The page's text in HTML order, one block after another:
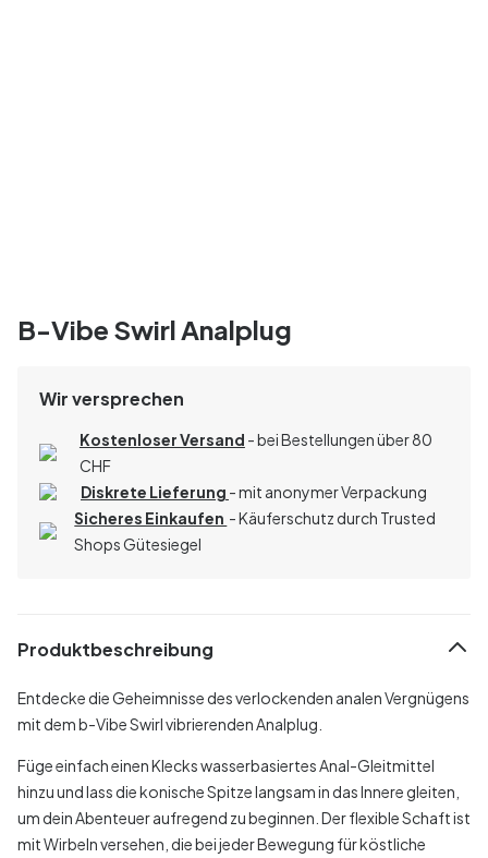
B-Vibe Swirl Analplug
Wir versprechen
Kostenloser Versand - bei Bestellungen über 80
CHF
Diskrete Lieferung - mit anonymer Verpackung
Sicheres Einkaufen - Käuferschutz durch Trusted
Shops Gütesiegel
Produktbeschreibung
Entdecke die Geheimnisse des verlockenden analen Vergnügens
mit dem b-Vibe Swirl vibrierenden Analplug.
Füge einfach einen Klecks wasserbasiertes Anal-Gleitmittel
hinzu und lass die konische Spitze langsam in das Innere gleiten,
um dein Abenteuer aufregend zu beginnen. Der flexible Schaft ist
mit Wirbeln versehen, die bei jeder Bewegung für köstliche